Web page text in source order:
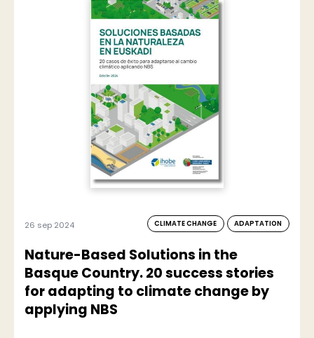
26 sep 2024 CLIMATE CHANGE ADAPTATION
Nature-Based Solutions in the
Basque Country. 20 success stories
for adapting to climate change by
applying NBS